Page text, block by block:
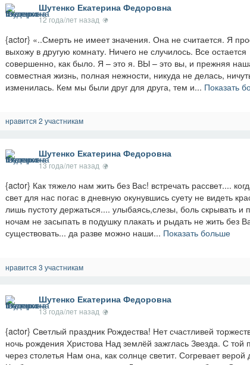
Шутенко Екатерина Федоровна
12 года/лет назад
{actor} «..Смерть не имеет значения. Она не считается. Я
выхожу в другую комнату. Ничего не случилось. Все остается
совершенно, как было. Я – это я. ВЫ – это вы, и прежняя
совместная жизнь, полная нежности, никуда не делась,
изменилась. Кем мы были друг для друга, тем и... Показать
нравится 2 участникам
Шутенко Екатерина Федоровна
13 года/лет назад
{actor} Как тяжело нам жить без Вас! встречать рассвет....
свет для нас погас в дневную окунувшись суету не видеть
лишь пустоту держаться.... улыбаясь,слезы, боль скрывать и
ночам не засыпать в подушку плакать и рыдать не жить без
существовать... да разве можно наши... Показать больше
нравится 3 участникам
Шутенко Екатерина Федоровна
13 года/лет назад
{actor} Светлый праздник Рождества! Нет счастливей
ночь рождения Христова Над землёй зажглась Звезда. С той
через столетья Нам она, как солнце светит. Согревает верой